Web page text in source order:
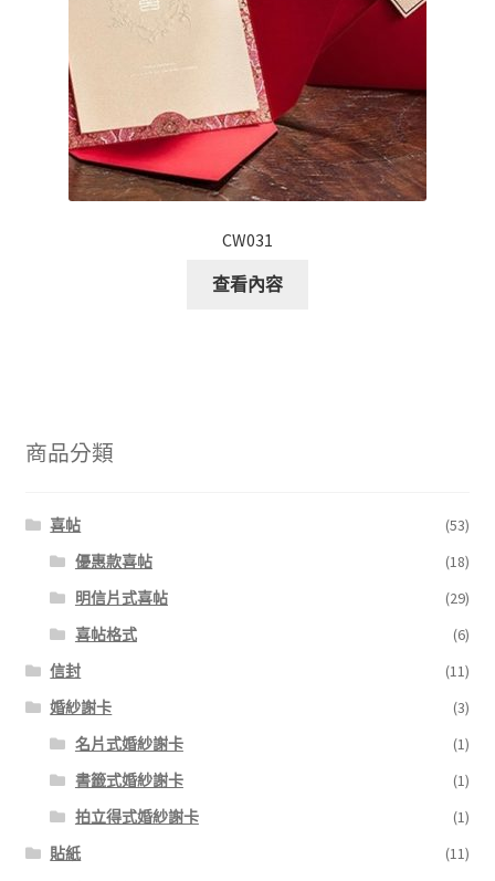
CW031
查看內容
商品分類
喜帖
(53)
優惠款喜帖
(18)
明信片式喜帖
(29)
喜帖格式
(6)
信封
(11)
婚紗謝卡
(3)
名片式婚紗謝卡
(1)
書籤式婚紗謝卡
(1)
拍立得式婚紗謝卡
(1)
貼紙
(11)